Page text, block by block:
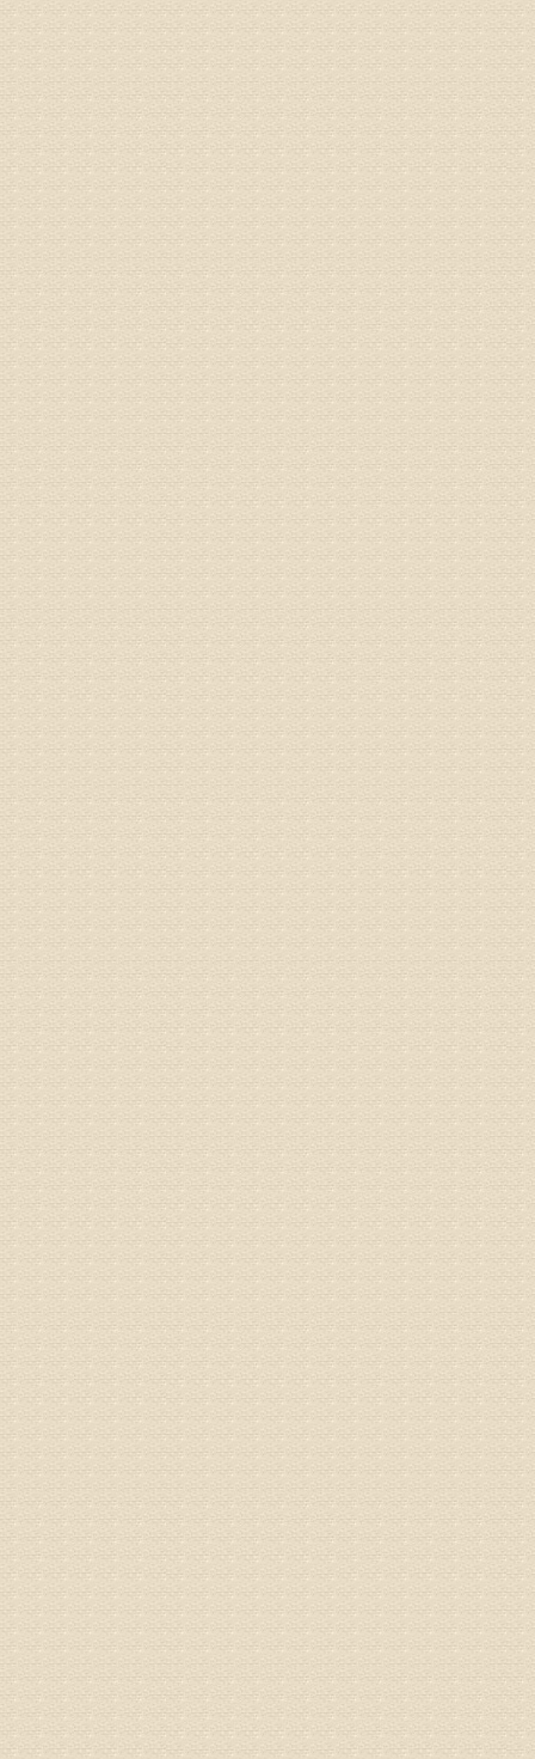
专家回
的检查
济南杏
术，无
由于专
姓名：
病情描
专家回
先需要
同时，
突出的
姓名：
病情描
专家回
姓名：
专家回
治疗方
姓名：
病情描
专家回
姓名：
病情描
姓名：
病情描
专家回
治疗方
由于我
姓名：
病情描
气，一
专家回
姓名：
病情描
姓名：
病情描